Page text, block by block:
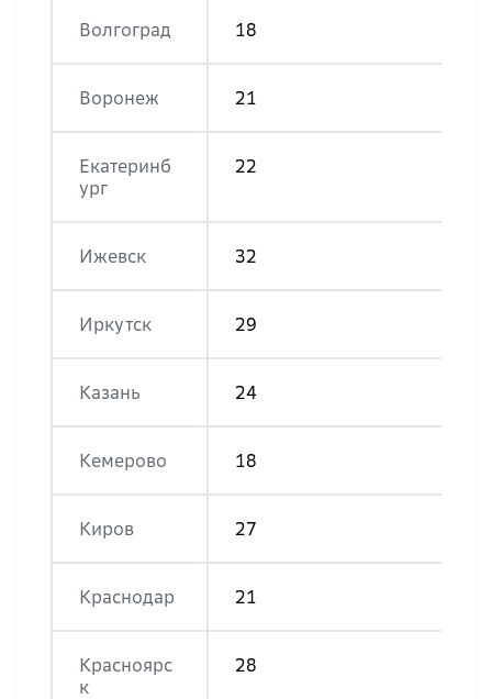
Волгоград 18
Воронеж 21
Екатеринб
ург
22
Ижевск 32
Иркутск 29
Казань 24
Кемерово 18
Киров 27
Краснодар 21
Красноярс
к
28